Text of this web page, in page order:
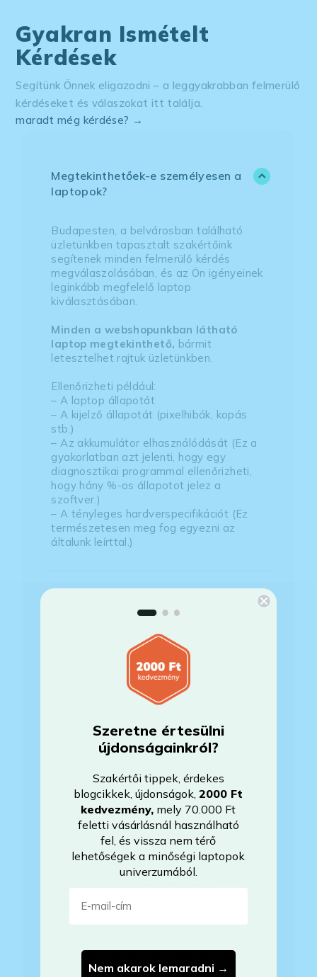
Gyakran Ismételt
Kérdések
Segítünk Önnek eligazodni – a leggyakrabban felmerülő
kérdéseket és válaszokat itt találja.
maradt még kérdése? →
Megtekinthetőek-e személyesen a
laptopok?
Budapesten, a belvárosban található
üzletünkben tapasztalt szakértőink
segítenek minden felmerülő kérdés
megválaszolásában, és az Ön igényeinek
leginkább megfelelő laptop
kiválasztásában.
Minden a webshopunkban látható
laptop megtekinthető, bármit
letesztelhet rajtuk üzletünkben.
Ellenőrizheti például:
– A laptop állapotát
– A kijelző állapotát (pixelhibák, kopás
stb.)
– Az akkumulátor elhasználódását (Ez a
gyakorlatban azt jelenti, hogy egy
diagnosztikai programmal ellenőrizheti,
hogy hány %-os állapotot jelez a
szoftver.)
– A tényleges hardverspecifikációt (Ez
természetesen meg fog egyezni az
általunk leírttal.)
Megvan még a készülék?
felújítottak?
Mire vonatkozik a garancia?
Milyen akkumulátorállapotra
számíthatok?
Mikor lesz készleten a laptop, ha
jelenleg nem elérhető?
Szeretne értesülni
újdonságainkról?
Szakértői tippek, érdekes
blogcikkek, újdonságok,2000 Ft
kedvezmény, mely 70.000 Ft
feletti vásárlásnál használható
fel, és vissza nem térő
lehetőségek a minőségi laptopok
univerzumából.
Nem akarok lemaradni →